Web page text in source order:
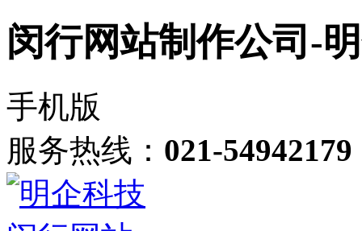
闵行网站制作公司-
手机版
服务热线： 021-54942179